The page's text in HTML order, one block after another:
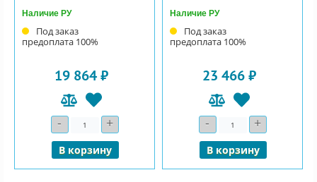
Наличие РУ
Под заказ
предоплата 100%
19 864 ₽
- Количество+
В корзину
Наличие РУ
Под заказ
предоплата 100%
23 466 ₽
- Количество+
В корзину